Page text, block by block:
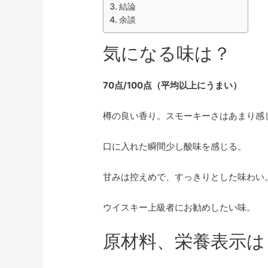
結論
余談
気になる味は？
70点/100点（平均以上にうまい）
樽の良い香り。スモーキーさはあまり感
口に入れた瞬間少し酸味を感じる。
甘みは控えめで、すっきりとした味わい。
ウイスキー上級者にお勧めしたい味。
原材料、栄養表示は